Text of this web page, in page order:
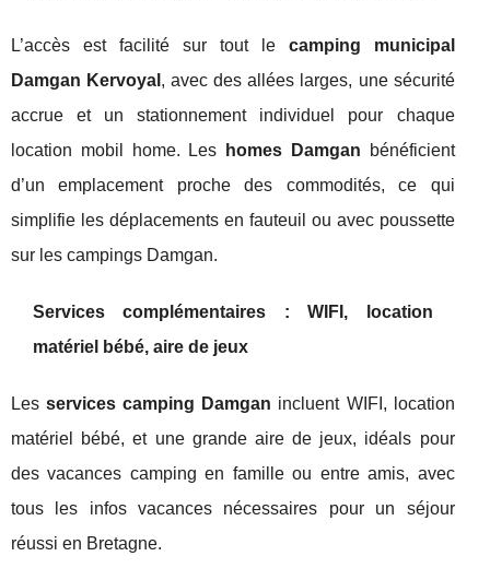
L’accès est facilité sur tout le camping municipal
Damgan Kervoyal , avec des allées larges, une sécurité
accrue et un stationnement individuel pour chaque
location mobil home. Les
homes Damgan bénéficient
d’un emplacement proche des commodités, ce qui
simplifie les déplacements en fauteuil ou avec poussette
sur les campings Damgan.
Services complémentaires : WIFI, location
matériel bébé, aire de jeux
Lesservices camping Damgan incluent WIFI, location
matériel bébé, et une grande aire de jeux, idéals pour
des vacances camping en famille ou entre amis, avec
tous les infos vacances nécessaires pour un séjour
réussi en Bretagne.